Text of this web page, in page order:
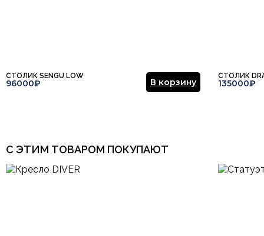
СТОЛИК SENGU LOW
96000₽ В корзину
СТОЛИК
135000₽
С ЭТИМ ТОВАРОМ ПОКУПАЮТ